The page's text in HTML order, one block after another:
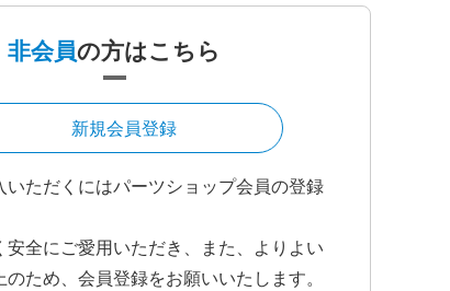
非会員の方はこちら
新規会員登録
いただくにはパーツショップ会員の登録
安全にご愛用いただき、また、よりよい
ため、会員登録をお願いいたします。